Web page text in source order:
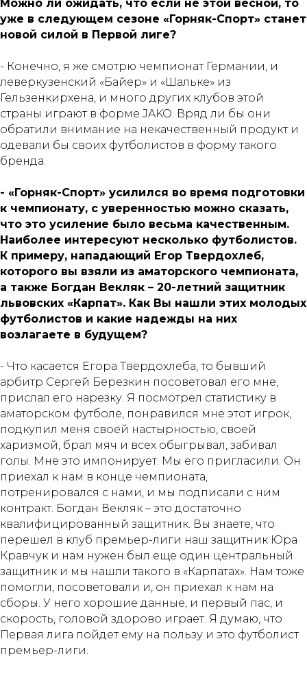
Можно ли ожидать, что если не этой весной, то
уже в следующем сезоне «Горняк-Спорт» станет
новой силой в Первой лиге?
- Конечно, я же смотрю чемпионат Германии, и
леверкузенский «Байер» и «Шальке» из
Гельзенкирхена, и много других клубов этой
страны играют в форме JAKO. Вряд ли бы они
обратили внимание на некачественный продукт и
одевали бы своих футболистов в форму такого
бренда.
- «Горняк-Спорт» усилился во время подготовки
к чемпионату, с уверенностью можно сказать,
что это усиление было весьма качественным.
Наиболее интересуют несколько футболистов.
К примеру, нападающий Егор Твердохлеб,
которого вы взяли из аматорского чемпионата,
а также Богдан Векляк – 20-летний защитник
львовских «Карпат». Как Вы нашли этих молодых
футболистов и какие надежды на них
возлагаете в будущем?
- Что касается Егора Твердохлеба, то бывший
арбитр Сергей Березкин посоветовал его мне,
прислал его нарезку. Я посмотрел статистику в
аматорском футболе, понравился мне этот игрок,
подкупил меня своей настырностью, своей
харизмой, брал мяч и всех обыгрывал, забивал
голы. Мне это импонирует. Мы его пригласили. Он
приехал к нам в конце чемпионата,
потренировался с нами, и мы подписали с ним
контракт. Богдан Векляк – это достаточно
квалифицированный защитник. Вы знаете, что
перешел в клуб премьер-лиги наш защитник Юра
Кравчук и нам нужен был еще один центральный
защитник и мы нашли такого в «Карпатах». Нам тоже
помогли, посоветовали и, он приехал к нам на
сборы. У него хорошие данные, и первый пас, и
скорость, головой здорово играет. Я думаю, что
Первая лига пойдет ему на пользу и это футболист
премьер-лиги.